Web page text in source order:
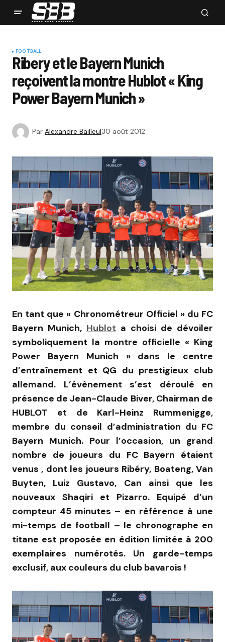
FOOTBALL
Ribery et le Bayern Munich
reçoivent la montre Hublot « King
Power Bayern Munich »
Par Alexandre Bailleul30 août 2012
En tant que « Chronométreur Officiel » du FC
Bayern Munich, Hublot a choisi de dévoiler
symboliquement la montre officielle « King
Power Bayern Munich » dans le centre
d’entraînement et QG du prestigieux club
allemand. L’évènement s’est déroulé en
présence de Jean-Claude Biver, Chairman de
HUBLOT et de Karl-Heinz Rummenigge,
membre du conseil d’administration du FC
Bayern Munich. Pour l’occasion, un grand
nombre de joueurs du FC Bayern étaient
venus , dont les joueurs Ribéry, Boateng, Van
Buyten, Luiz Gustavo, Can ainsi que les
nouveaux Shaqiri et Pizarro. Equipé d’un
compteur 45 minutes – en référence à une
mi-temps de football – le chronographe en
titane est proposée en édition limitée à 200
exemplaires numérotés. Un garde-temps
exclusif, aux couleurs du club bavarois !